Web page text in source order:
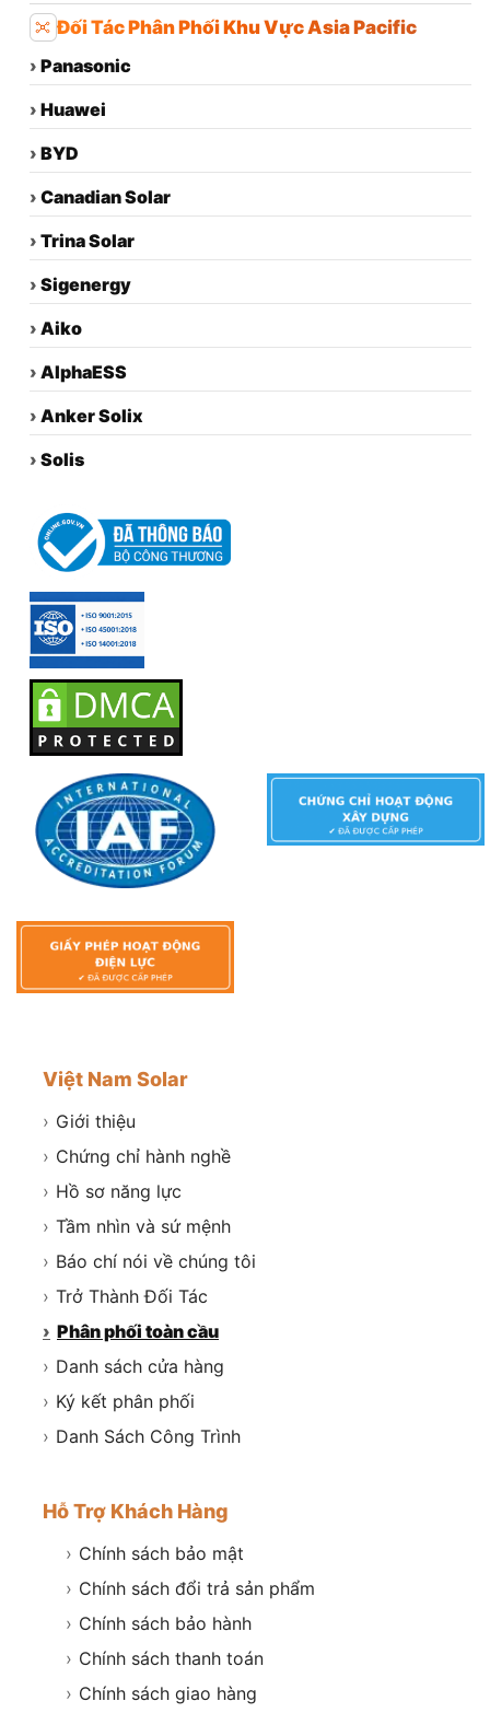
Đối Tác Phân Phối Khu Vực Asia Pacific
› Panasonic
› Huawei
› BYD
› Canadian Solar
› Trina Solar
› Sigenergy
› Aiko
› AlphaESS
› Anker Solix
› Solis
Việt Nam Solar
› Giới thiệu
› Chứng chỉ hành nghề
› Hồ sơ năng lực
› Tầm nhìn và sứ mệnh
› Báo chí nói về chúng tôi
› Trở Thành Đối Tác
› Phân phối toàn cầu
› Danh sách cửa hàng
› Ký kết phân phối
› Danh Sách Công Trình
Hỗ Trợ Khách Hàng
› Chính sách bảo mật
› Chính sách đổi trả sản phẩm
› Chính sách bảo hành
› Chính sách thanh toán
› Chính sách giao hàng